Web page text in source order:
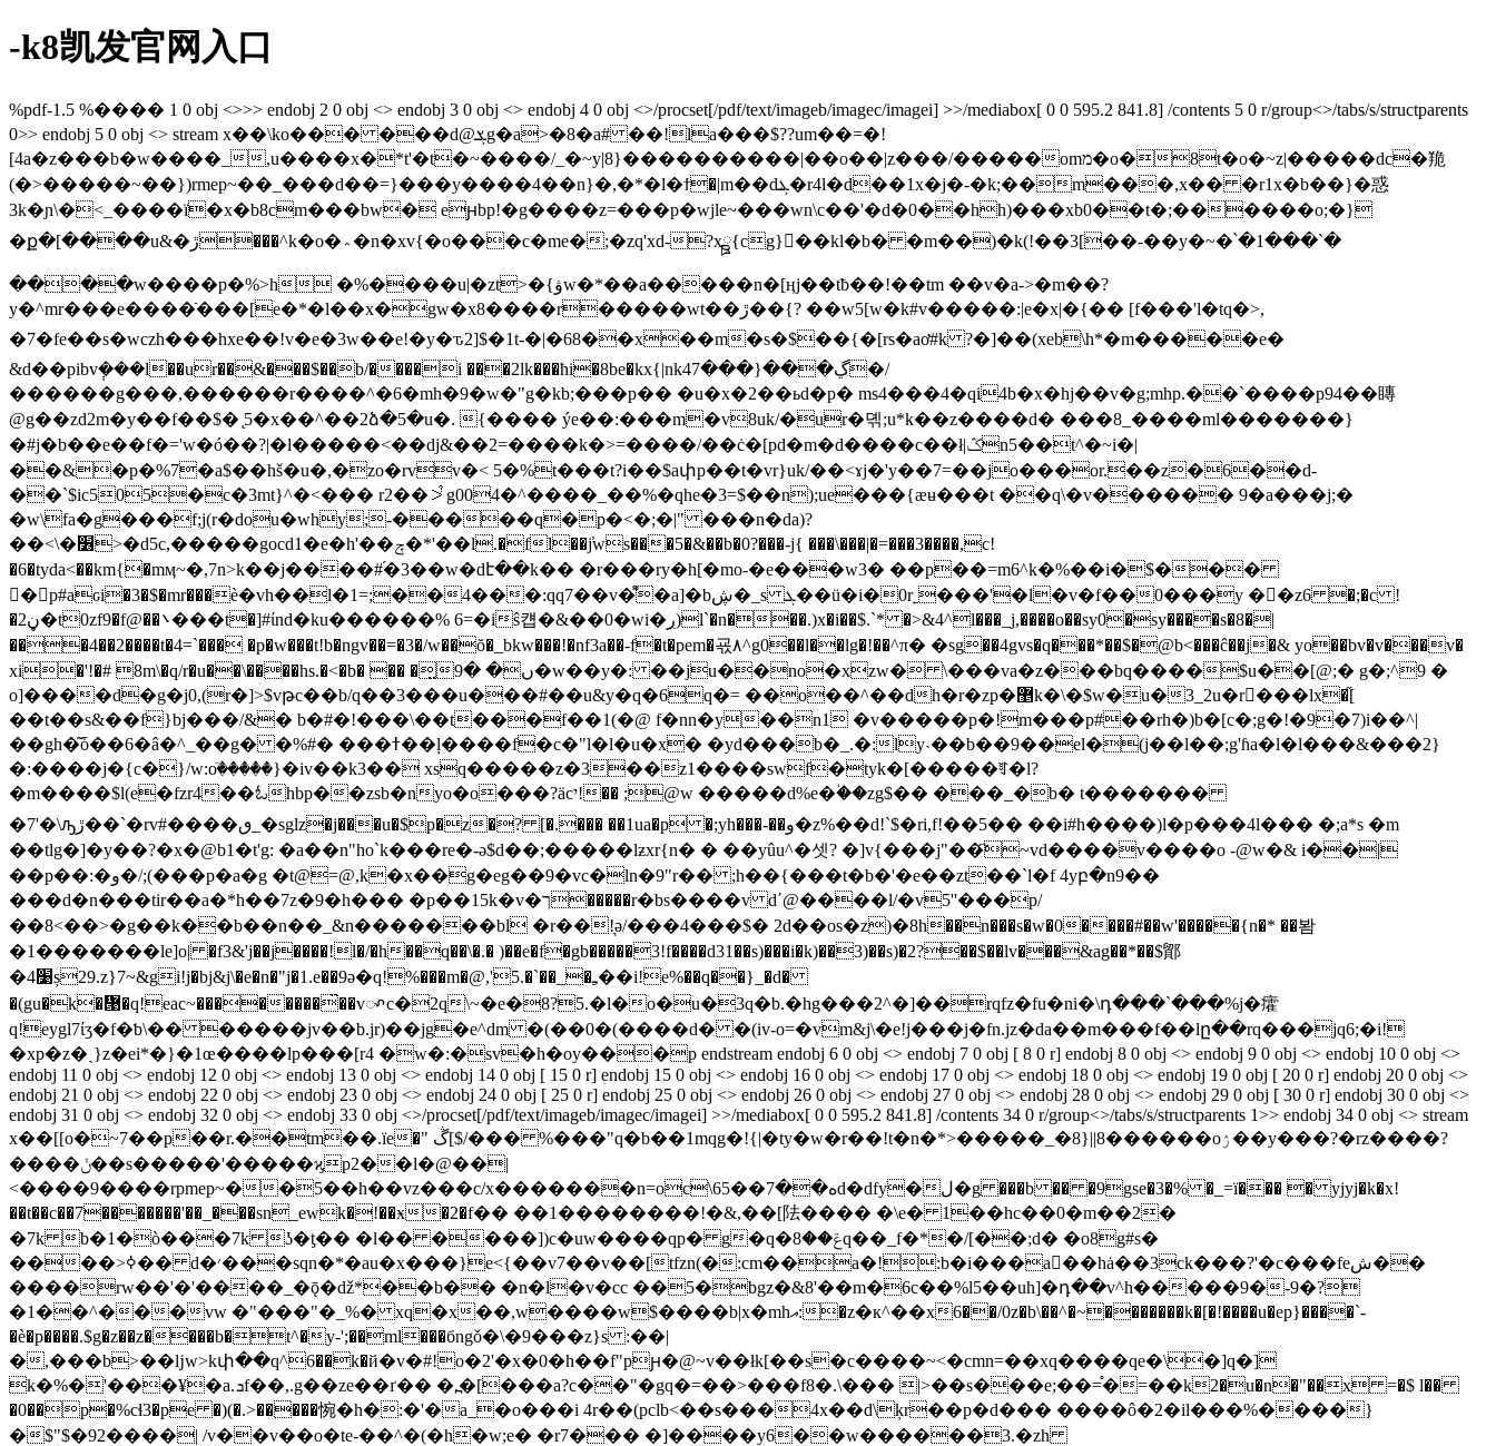
-k8凯发官网入口
%pdf-1.5 %���� 1 0 obj <>>> endobj 2 0 obj <> endobj 3 0 obj <> endobj 4 0 obj <>/procset[/pdf/text/imageb/imagec/imagei] >>/mediabox[ 0 0 595.2 841.8] /contents 5 0 r/group<>/tabs/s/structparents
0>> endobj 5 0 obj <> stream x��\ko��� ���d@ܮg�a>�8�a# ��!la���$??um��=�!
[4a�z���b�w����_,u����x�*t'�t�~����/_�~y|8}����������|��o��|z���/�����omמ�o�8t�o�~z|�����dc�䍯
(�>�����~��})rmep~��_���d��=}���y����4��n}�,�*�l�ϯ�|m��dܔ�r4l�d��1x�j�-�k;��m���,x�� �r1x�b��}�惑
3k�ɲ\�<_����ï�x�b8cm���bw� eԩbp!�g����z=���p�wjle~���wn\c��'�d�0��hh)���xb0��t�;������o;�}
�ք�[����u&�ڙ���^k�o�؞�n�xv{�o���c�me�;�zq'xd-?xྛ{cg}�َ�kl�b� �m��)�k(!��3[��-��y�~�՝�1���`�
����w����p�%>h �%����u|�zt>�{ۋw�*��a�����n�[ӊj��tƀ��!��tm ��v�a->�m��?
y�^mr���e����ֿ���[e�*�l��x�gw�x8����r�����wt��ڙ��{? ��w5[w�k#v� ����:|e�x|�{�� [f���'l�tq�>,
�7�fe�� s�wczh���hxe��!v�e�3w��e!�y�ԏ2]$�1t-�|�68��x��m�s�$��{�[rs�aơ#k ?�]��(xeb\h*�m�����e�
&d��pibv݄���l��ur��&���$��b/����i ���2lk���ћi�8be�kx{|nk4ڲ���{���7�/
������g���,������r����^�6�mh� 9�w�"g�kb;���p�� �u�x�2��ьd�p� ms4���4�qi4b�x�hj��v�g;mhp.��`����p94��䁣
@g��zd2m�y��f��$� ̨5�x��^��2ձ�5�u�. {���� ýe��:���m�v8uk/�ur�뎪;u*k��z����d� ���8_����ml�������}
�#j�b��e��f�='w�ó��?|�l�����<��dj&��2=����k�>=����/��ċ�[pd�m�d����c��ł|ݣn5��t^�~i�|
��&�p�%7�a$��hš�u�,�zo�rvv�< 5�%t���t?i��$aփp��t�vr}uk/��<ɤj�'y��7=��jo���or.��z�6��d-
��`$ic505�c�3mt}^�<��� r2��⩼g004�^����_��%�qhe�3=$��n);ue���{ӕʉ���t ��q\�v������ 9�a���j;�
�w\fa�g���f;j(r�dou�why;-�����q�p�<�;�|" ���n�da)?
��<\�׶>�d5c,�����gocd1�e�h'��ݼ�*'��l.�fl��j̕ws���5�&��b�0?���-j{ ���\���|�=���3����,c!
�6�tyda<��km{�mӎ~�,7n>k��j����#֝�3��w�dէ��k�� �r���ry�h[�mo-�e���w3� ��p��=m6^k�%��i�$���
�َp#aԍi�3�$�mr���ѐ�vh��l�1=;��4���:qq7��v�͌�a]�bڜ�_s ܓ��ü�i�0r˿���'�l�v�f��0���y ��َz6 �;�c !
�ڼ2�t0zf9�f@��܌���t�]#ίnd�ku������% 6=�iŝ컙�&�� 0�wi�ڔ)l`�n���.)x�i��$.`* �>&4^l���_j,����o��sy0�sy����s�8�|
���4��2����t�4=`��� �p�w���t!b�ngv��=�3�/w��ŏ�_bkw���!�nf3a��-f�t�pem�굓٨^g0��l��lg�!��^π� �sg��4gvs�q���*��$�@b<���ĉ��j�& yo��bv�v���v�
xi�'!�# 8m\�q/r�u��\����hs.�<�b� �� �̤ں� �9�w��y�: ��ju��no�xzw� \���va�z���bq����$u��[@;� g�;^9 �
o]����d�g�j0,(r�]>$vթc��b/q��3���u���#��u&y�q�6q�= ��o��^��dh�r�zp�޵k�\�$w�u�3_2u�r�َ��lx�֞[
��t��s&��f}bj���/&� b�#�!���\��t���f��1(�@ f�nn�y��n1 �v�����p�!m���p#��rh�)b�[c�;g�!�9�7)i��^|
��gh�͂ȱ��6�â�^_��g� �%#� ���ߙ��ļ����f�c�"l�l�u�x� �yd���b�_.�:ly˴��b��9��el�(j��l��;g'ɦa�l�l���&���2}
�:����j�{c�}/w:oٙ�����}�iv��k3�� xsq�����z�3��z1����swf�tyk�[�����ꆓ�l?
�m����$l(e�fzr4��ಓhbp��zsb�nyo�o���?ӓcי!�� ;@w �����d%e�ؙ��zg$�� ���_�b� t�������
�7'�\ԡڙ��`�rv#����ٯ_�sglz�j���u�$p�z�? [�.��� ��1ua�p �;yh���-��و�z%��d!`$�ri,f!��5�� ��i#h����)l�p���4l��� �;a*s �m
��tlg�]�y��?�x�@b1 �t'g: �a��n"ho`k���re�-ǝ$d��;�����lƶxr{n� � ��yûu^�셋? �]v{���j"��҇~vd����v����o -@w�& i��|
��p��:�و�/;(���p�a�g �t@=@,k�x��g�eg��9�vc�ln�9"r�� ;h��{���t�b�'�e��zt��`l�f 4yբ�n9��
���d�n���tir��a�*h��7z�9�h��� �p��15k�v�ך�����r�bs����v d΄@����l/�v5''���p/
��8<��>�g��k��b��n��_&n�������bl �r��!͉ə/���4���$� 2d��os�z)�8h��n���s�w�0����#��w'�����{n�* ��봠
�1�������le]o| �f3&'j��j����!l�/�h��q��\�.� )��e�f�gb�����3!f����d31��s)���i�k)��3)��s)�2?��$��lv���&ag��*��$鄮
�4׹ș29.z}7~&gi!j�bj&j\�e�n�"j�1.e��9ә�q!%���m�@,'5.�`��_�ﹻ��i!e%��q��}_�d�
�(gu�k�᝙�q!eac~��������̏��vꨳc�2q\~�e�8?5.�l�o�u�3q�b.�hg���2^�]��rqfz�fu�ni�\դ���`���%j�癨
q!eygl7ίʒ�f�ƅ\�� �����jv��b.jr)��jg�e^dm �(��0�(����d� �(iv-o=�vm&j\�e!j���j�fn.jz�da��m���f��lը��rq���jq6;�i!
�xp�z�ˎ}z�ei*�}�1œ����lp���[r4 �w�:�sv�h�oy���p endstream endobj 6 0 obj <> endobj 7 0 obj [ 8 0 r] endobj 8 0 obj <> endobj 9 0 obj <> endobj 10 0 obj <>
endobj 11 0 obj <> endobj 12 0 obj <> endobj 13 0 obj <> endobj 14 0 obj [ 15 0 r] endobj 15 0 obj <> endobj 16 0 obj <> endobj 17 0 obj <> endobj 18 0 obj <> endobj 19 0 obj [ 20 0 r] endobj 20 0 obj <>
endobj 21 0 obj <> endobj 22 0 obj <> endobj 23 0 obj <> endobj 24 0 obj [ 25 0 r] endobj 25 0 obj <> endobj 26 0 obj <> endobj 27 0 obj <> endobj 28 0 obj <> endobj 29 0 obj [ 30 0 r] endobj 30 0 obj <>
endobj 31 0 obj <> endobj 32 0 obj <> endobj 33 0 obj <>/procset[/pdf/text/imageb/imagec/imagei] >>/mediabox[ 0 0 595.2 841.8] /contents 34 0 r/group<>/tabs/s/structparents 1>> endobj 34 0 obj <> stream
x��[[o�~7��p��r.��tm��.їe�" ڴ[$/��� %���"q�b��1mqg�!{|�ty�w�r��!t�n�*>�����_�8}||8������oۯ��y���?�rz����?
����ݩ��s�����'�����ϗp2��l�@��|
<����9����rpmep~��5��h��vz���c/x�������n=oc\6ه��7��5d�dfy�ل�g ���b �� �9gse�3�% �_=ï��� � yjyj�k�x!
��t��c��7�������'��_���sn_ewk�!��ӿ�2�f�� ��1��������!� &,��[阹���� �\e� 1��hc��0�m��2�
�7k b�1�ò���7k ʖ�ƫ�� �l�� ����])c�uw����qp� g�q�ݝ��8q��_f�*�/[��;d� �o8g#s�
����>ߦ�� d�׳���sqn�*�au�x���}e<{��v7��v��[tfzn(�:cm��a�!:b�i���a�ٓ�hȧ��3ck���?'�c���feش��
����rw��'�'����_�ǭ�ǆ*��b�� �n�l�v�cc ��5�bgz�&8'��m�6c��%l5��uh]�դ��v^h�����9�-9�?
�1��^���vw �"���"�_%� xq�x��,w����w$����b|x�mhއ:�z�к^��x6��/0z�b\��^�~�������k�[�!����u�ep}����`-
�è�p����.$g�z��z����b�t^�y-';��ml���бngǒ�\�9���z}s :��|
�,���b>��ǉw>kփ��q^6��k�й�v�#!o�2'�x�0�һ��f"pԩ�@~v��łk[��s�c����~<�cmn=��xq����qe�\�]q�]
k�%�'���¥�a.ܖf��,.g��ze��ґ�� �.߽�[���a?c��"�gq�=��>���f8�.\��� |>��s���e;��=֯�=��k2�u�n�"��x =�$ l��
�0��p�%cɬ3�pe �)(�.>�����惋�h�:�'�a_�o���i 4r��(pclb<��s���4x��d\ķr��p�d��� ����ô�2�il���%����}
�$"$�92����| /v��v��o�te-��^�(�h�w;e� �r7��� �]����y6��w������3.�zh